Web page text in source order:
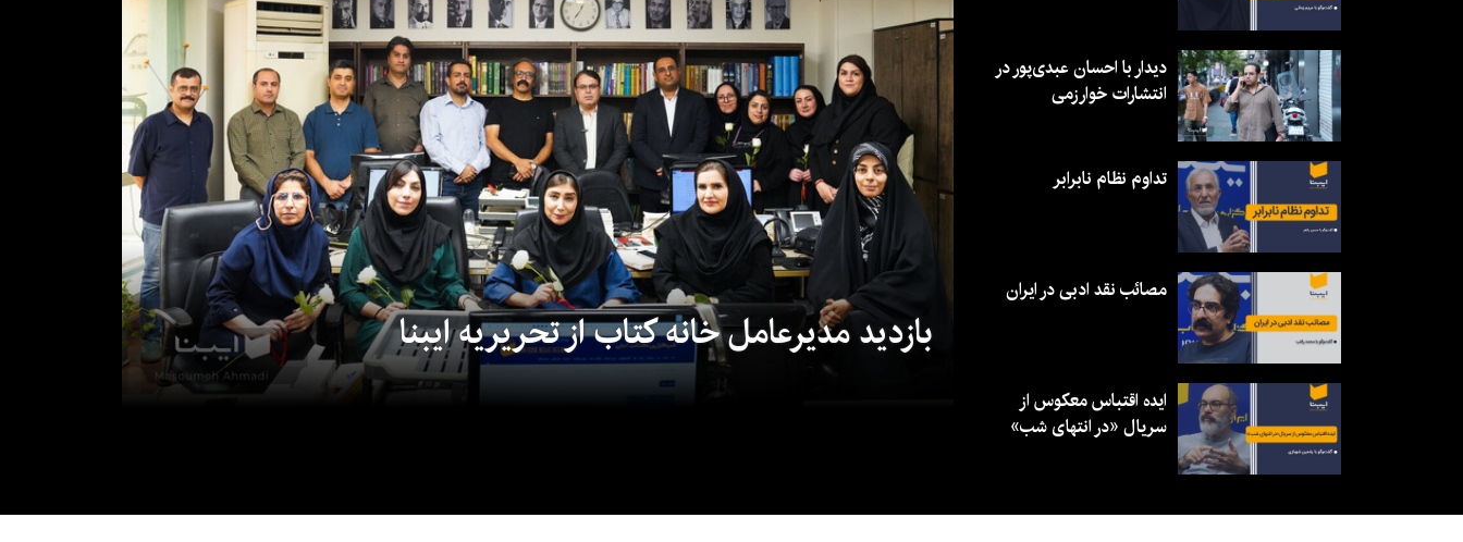
بازدید مدیرعامل خانه کتاب از تحریریه ایبنا
دیدار با احسان عبدی‌پور در
انتشارات خوارزمی
تداوم نظام نابرابر
مصائب نقد ادبی در ایران
ایده اقتباس معکوس از
سریال «در انتهای شب»